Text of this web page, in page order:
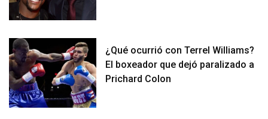
¿Qué ocurrió con Terrel Williams?
El boxeador que dejó paralizado a
Prichard Colon